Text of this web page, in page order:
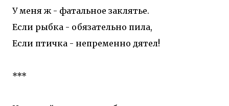
У меня ж - фатальное заклятье.
Если рыбка - обязательно пила,
Если птичка - непременно дятел!
***